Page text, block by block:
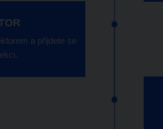
a přijdete se
a přijdete se